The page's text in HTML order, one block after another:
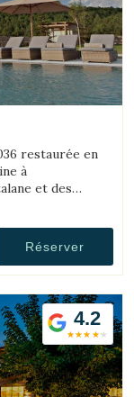
restaurée en
à
et des
Réserver
4.2